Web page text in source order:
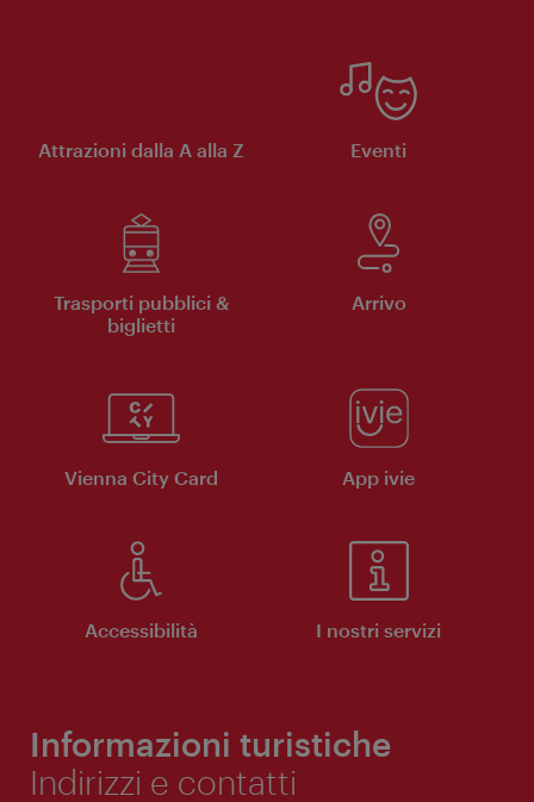
Attrazioni dalla A alla Z Eventi
Trasporti pubblici &
biglietti
Arrivo
Vienna City Card App ivie
Accessibilità I nostri servizi
Informazioni turistiche
Indirizzi e contatti